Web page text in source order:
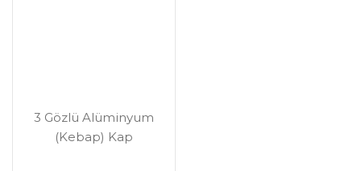
3 Gözlü Alüminyum
(Kebap) Kap